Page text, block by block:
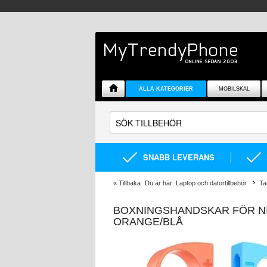
ALLA KATEGORIER MOBILSKAL
SNABB LEVERANS
« Tillbaka Du är här: Laptop och datortillbehör
BOXNINGSHANDSKAR FÖR
ORANGE/BLÅ